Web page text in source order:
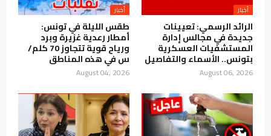
أخبار
الرائد الرسمي: تعيينات
جديدة في مجالس إدارة
المستشفيات العسكرية
بتونس.. الأسماء والتفاصيل
August 06, 2026
أخبار
طقس الليلة في تونس:
أمطار رعدية غزيرة وبرد
ورياح قوية تتجاوز 70 كلم/
س في هذه المناطق
August 04, 2026